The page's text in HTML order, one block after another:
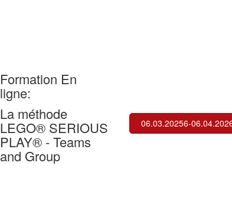
Formation En
ligne:
La méthode
LEGO® SERIOUS
PLAY® - Teams
and Group
06.03.20256-